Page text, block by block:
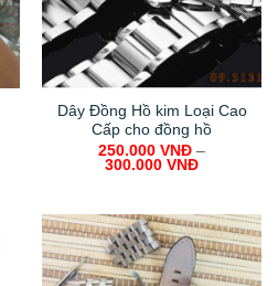
Dây Đồng Hồ kim Loại Cao
Cấp cho đồng hồ
250.000 VNĐ –
300.000 VNĐ